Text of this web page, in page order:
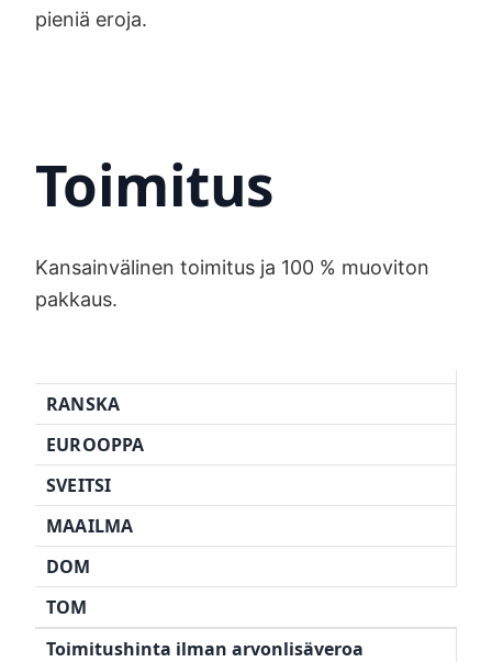
pieniä eroja.
Toimitus
Kansainvälinen toimitus ja 100 % muoviton
pakkaus.
RANSKA
EUROOPPA
SVEITSI
MAAILMA
DOM
TOM
Toimitushinta ilman arvonlisäveroa